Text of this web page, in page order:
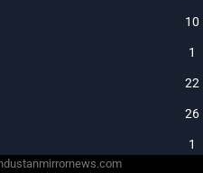
10
1
22
26
1